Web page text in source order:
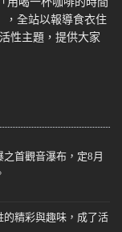
，全站以報導食衣住
性主題，提供大家
首觀音瀑布，定8月
精彩與趣味，成了活